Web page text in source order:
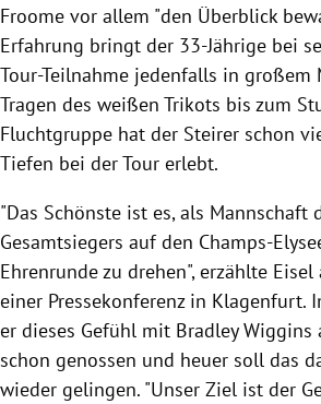
Untermenü
Froome vor allem "den Überblick
Erfahrung bringt der 33-Jährige bei
Tour-Teilnahme jedenfalls in großem
Tragen des weißen Trikots bis zum
Fluchtgruppe hat der Steirer schon
Tiefen bei der Tour erlebt.
"Das Schönste ist es, als Mannschaft
Gesamtsiegers auf den Champs-
Ehrenrunde zu drehen", erzählte Eisel
einer Pressekonferenz in Klagenfurt.
er dieses Gefühl mit Bradley Wiggins
schon genossen und heuer soll das
wieder gelingen. "Unser Ziel ist der